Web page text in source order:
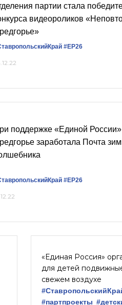
партии стала
видеороликов
#ЕР26
поддержке «Единой
заработала Почта
#ЕР26
«Единая Россия»
для детей
свежем воздухе
#партпроекты